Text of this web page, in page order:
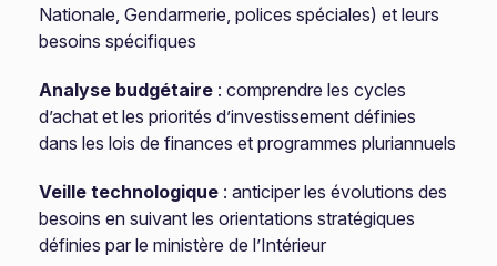
Nationale, Gendarmerie, polices spéciales) et leurs
besoins spécifiques
Analyse budgétaire : comprendre les cycles
d’achat et les priorités d’investissement définies
dans les lois de finances et programmes pluriannuels
Veille technologique : anticiper les évolutions des
besoins en suivant les orientations stratégiques
définies par le ministère de l’Intérieur